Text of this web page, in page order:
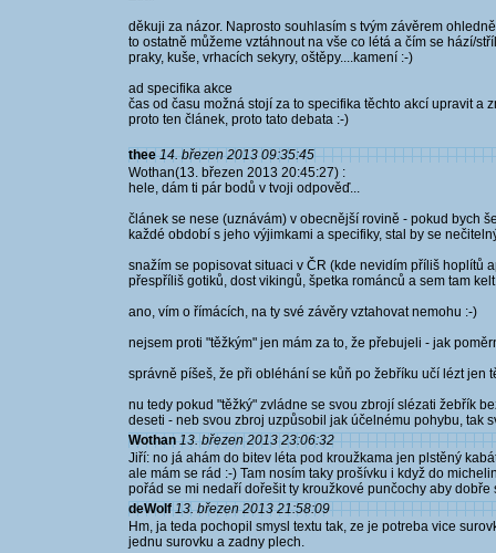
děkuji za názor. Naprosto souhlasím s tvým závěrem
to ostatně můžeme vztáhnout na vše co létá a čím se hází/
praky, kuše, vrhacích sekyry, oštěpy....kamení :-)
ad specifika akce
čas od času možná stojí za to specifika těchto akcí upravit a
proto ten článek, proto tato debata :-)
thee 14. březen 2013 09:35:45
Wothan(13. březen 2013 20:45:27) :
hele, dám ti pár bodů v tvoji odpověď...
článek se nese (uznávám) v obecnější rovině - pokud bych
každé období s jeho výjimkami a specifiky, stal by se
snažím se popisovat situaci v ČR (kde nevidím příliš hoplítů
přespříliš gotiků, dost vikingů, špetka románců a sem tam
ano, vím o římácích, na ty své závěry vztahovat nemohu :-)
nejsem proti "těžkým" jen mám za to, že přebujeli - jak
správně píšeš, že při obléhání se kůň po žebříku učí lézt jen
nu tedy pokud "těžký" zvládne se svou zbrojí slézati žebřík
deseti - neb svou zbroj uzpůsobil jak účelnému pohybu, tak
Wothan 13. březen 2013 23:06:32
Jiří: no já ahám do bitev léta pod kroužkama jen plstěný
ale mám se rád :-) Tam nosím taky prošívku i když do
pořád se mi nedaří dořešit ty kroužkové punčochy aby dobře
deWolf 13. březen 2013 21:58:09
Hm, ja teda pochopil smysl textu tak, ze je potreba vice
jednu surovku a zadny plech.